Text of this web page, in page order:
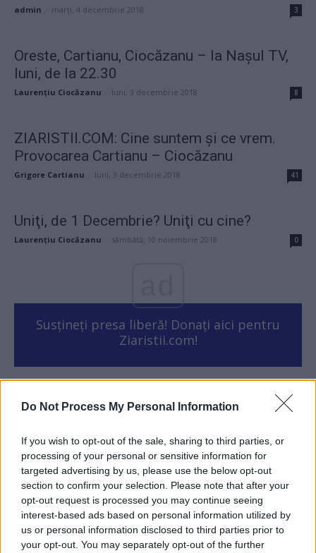
Do Not Process My Personal Information
If you wish to opt-out of the sale, sharing to third parties, or
processing of your personal or sensitive information for
targeted advertising by us, please use the below opt-out
section to confirm your selection. Please note that after your
opt-out request is processed you may continue seeing
interest-based ads based on personal information utilized by
us or personal information disclosed to third parties prior to
your opt-out. You may separately opt-out of the further
admin marți, 4 decembrie 2018 3
Oreste, Cartianu, Ciocăzanu – la Nașul TV,
luni, de la 22.30
Laurențiu Ciocăzanu luni, 3 decembrie 2018 8
ZIARISTII.COM: Cine suntem şi ce vrem.
Provocarea Cartianu – Ciocăzanu
Grigore Cartianu luni, 3 decembrie 2018 41
Uniţi, de 1 Decembrie? Uniţi cu cine?
Laurențiu Ciocăzanu sâmbătă, 10 noiembrie 2018 0
Susțineți presa liberă! Donați aici pentru
Ziaristii.com!
09.39 Bătălia de la Călugăreni
08.38 Escrocul Chirieac